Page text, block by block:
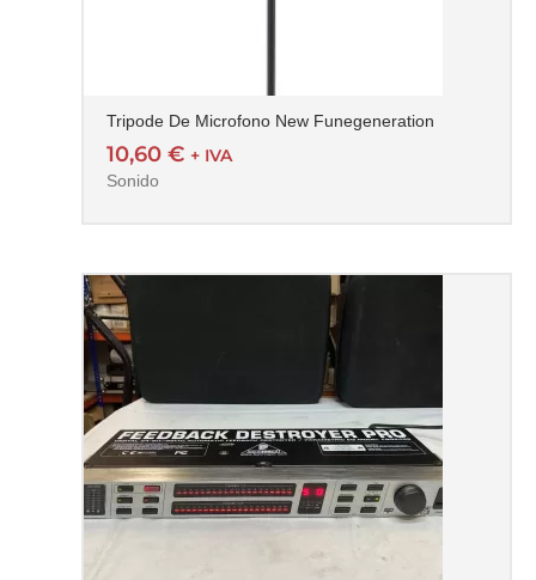
Tripode De Microfono New Funegeneration
10,60€ + IVA
Sonido